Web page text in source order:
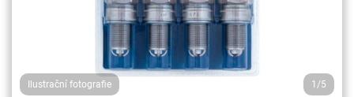
Ilustrační fotografie 1/5